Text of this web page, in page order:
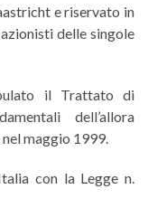
e riservato in
delle singole
il Trattato di
dell’allora
maggio 1999.
con la Legge n.